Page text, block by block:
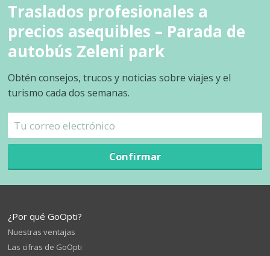
Traslados profesionales a
precios asequibles – Parada de
autobús Zeleni park
Obtén consejos, trucos y noticias sobre viajes y el
turismo cada dos semanas.
Confirmar
¿Por qué GoOpti?
Nuestras ventajas
Las cifras de GoOpti